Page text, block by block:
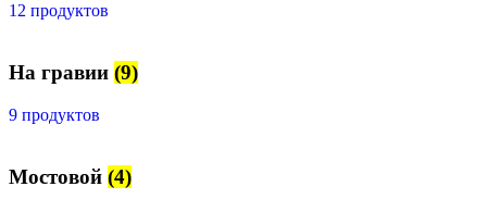
12 продуктов
На гравии (9)
9 продуктов
Мостовой (4)